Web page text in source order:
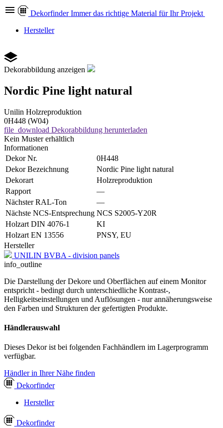
Dekorfinder Immer das richtige Material für Ihr Projekt
Hersteller
Dekorabbildung anzeigen
Nordic Pine light natural
Unilin Holzreproduktion
0H448 (W04)
file_download Dekorabbildung herunterladen
Kein Muster erhältlich
Informationen
Dekor Nr.
0H448
Dekor Bezeichnung
Nordic Pine light natural
Dekorart
Holzreproduktion
Rapport
—
Nächster RAL-Ton
—
Nächste NCS-Entsprechung NCS S2005-Y20R
Holzart DIN 4076-1
KI
Holzart EN 13556
PNSY, EU
Hersteller
UNILIN BVBA - division panels
info_outline
Die Darstellung der Dekore und Oberflächen auf einem Monitor
entspricht - bedingt durch unterschiedliche Kontrast-,
Helligkeitseinstellungen und Auflösungen - nur annäherungsweise
den Farben und Strukturen der gefertigten Produkte.
Händlerauswahl
Dieses Dekor ist bei folgenden Fachhändlern im Lagerprogramm
verfügbar.
Händler in Ihrer Nähe finden
Dekorfinder
Hersteller
Dekorfinder